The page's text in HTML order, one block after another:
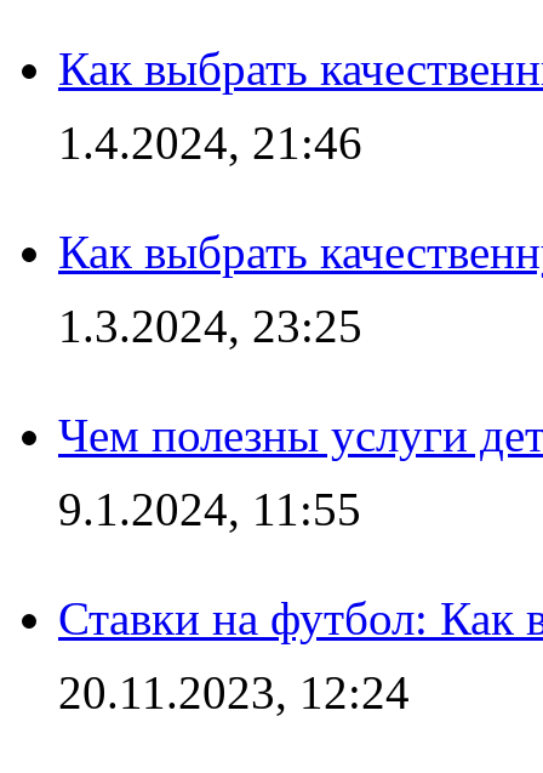
Как выбрать
1.4.2024, 21:46
Как выбрать
1.3.2024, 23:25
Чем полезны услуги
9.1.2024, 11:55
Ставки на футбол: Как
20.11.2023, 12:24